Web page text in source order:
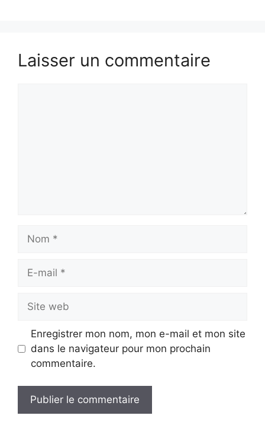
Laisser un commentaire
mail
web
Enregistrer mon nom, mon e-mail et mon site
dans le navigateur pour mon prochain
commentaire.